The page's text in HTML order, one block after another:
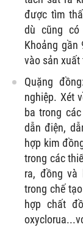
được tìm
dù cũng có
Khoảng gần
vào sản xuất
Quặng
nghiệp. Xét
ba trong
dẫn điện,
hợp kim
trong các
ra, đồng và
trong chế
hợp chất